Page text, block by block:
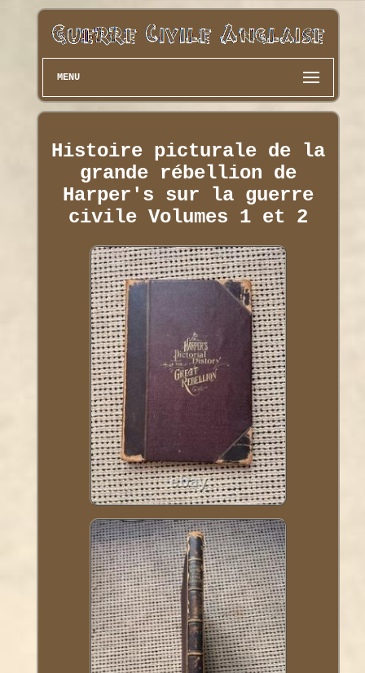
MENU
Histoire picturale de la
grande rébellion de
Harper's sur la guerre
civile Volumes 1 et 2